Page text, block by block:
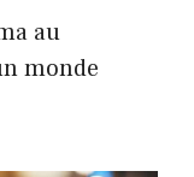
au
monde